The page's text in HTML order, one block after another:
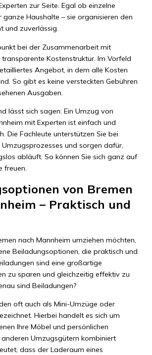
zur Seite. Egal ob einzelne
ganze Haushalte – sie organisieren den
und zuverlässig.
bei der Zusammenarbeit mit
Kostenstruktur. Im Vorfeld
Angebot, in dem alle Kosten
So gibt es keine versteckten Gebühren
Ausgaben.
lässt sich sagen: Ein Umzug von
mit Experten ist einfach und
Die Fachleute unterstützen Sie bei
und sorgen dafür,
abläuft. So können Sie sich ganz auf
freuen.
von Bremen
– Praktisch und
nach Mannheim umziehen möchten,
Beiladungsoptionen, die praktisch und
sind eine großartige
zu sparen und gleichzeitig effektiv zu
sind Beiladungen?
oft auch als Mini-Umzüge oder
Hierbei handelt es sich um
Ihre Möbel und persönlichen
Umzugsgütern kombiniert
dass der Laderaum eines